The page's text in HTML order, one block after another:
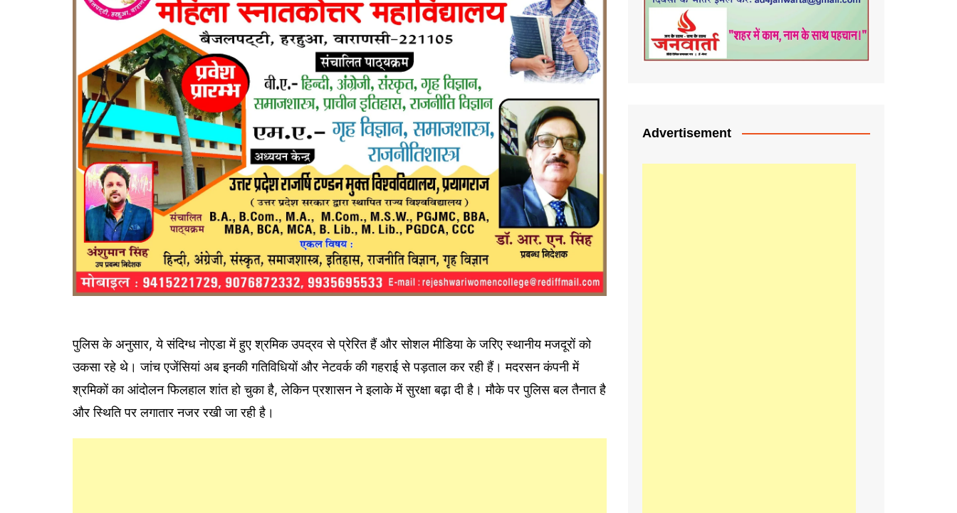
पुलिस के अनुसार, ये संदिग्ध नोएडा में हुए श्रमिक उपद्रव से प्रेरित हैं और सोशल मीडिया के जरिए स्थानीय मजदूरों को
उकसा रहे थे। जांच एजेंसियां अब इनकी गतिविधियों और नेटवर्क की गहराई से पड़ताल कर रही हैं। मदरसन कंपनी में
श्रमिकों का आंदोलन फिलहाल शांत हो चुका है, लेकिन प्रशासन ने इलाके में सुरक्षा बढ़ा दी है। मौके पर पुलिस बल तैनात है
और स्थिति पर लगातार नजर रखी जा रही है।
Advertisement